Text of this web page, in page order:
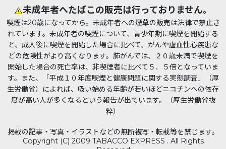
未成年者へたばこの販売は行っておりません。
喫煙は20歳になってから。未成年者への煙草の販売は法律で禁止さ
れています。未成年者の喫煙について、青少年期に喫煙を開始する
と、成人後に喫煙を開始した場合に比べて、がんや虚血性心疾患な
どの危険性がより高くなります。肺がんでは、２０歳未満で喫煙を
開始した場合の死亡率は、非喫煙者に比べて５．５倍となっていま
す。また、「平成１０年度喫煙と健康問題に関する実態調査」（厚
生労働省）によれば、吸い始める年齢が若いほどニコチンへの依存
度が高い人が多くなるという報告が出ています。（厚生労働省抜
粋）
掲載の記事・写真・イラストなどの無断複写・転載等を禁じます。
Copyright (C) 2009 TABACCO EXPRESS . All Rights